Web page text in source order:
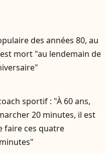
des années 80, au
mort "au lendemain de
sportif : "À 60 ans,
20 minutes, il est
faire ces quatre